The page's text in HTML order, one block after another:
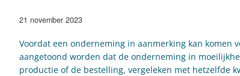
21 november 2023
Voordat een onderneming in aanmerking kan komen
aangetoond worden dat de onderneming in
productie of de bestelling, vergeleken met hetzelfde